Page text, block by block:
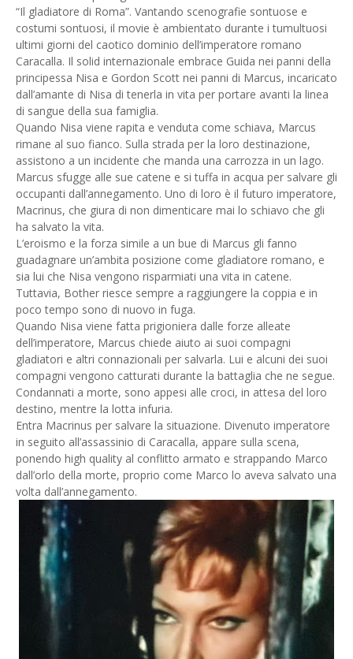
“Il gladiatore di Roma”. Vantando scenografie sontuose e
costumi sontuosi, il movie è ambientato durante i tumultuosi
ultimi giorni del caotico dominio dell’imperatore romano
Caracalla. Il solid internazionale embrace Guida nei panni della
principessa Nisa e Gordon Scott nei panni di Marcus, incaricato
dall’amante di Nisa di tenerla in vita per portare avanti la linea
di sangue della sua famiglia.
Quando Nisa viene rapita e venduta come schiava, Marcus
rimane al suo fianco. Sulla strada per la loro destinazione,
assistono a un incidente che manda una carrozza in un lago.
Marcus sfugge alle sue catene e si tuffa in acqua per salvare gli
occupanti dall’annegamento. Uno di loro è il futuro imperatore,
Macrinus, che giura di non dimenticare mai lo schiavo che gli
ha salvato la vita.
L’eroismo e la forza simile a un bue di Marcus gli fanno
guadagnare un’ambita posizione come gladiatore romano, e
sia lui che Nisa vengono risparmiati una vita in catene.
Tuttavia, Bother riesce sempre a raggiungere la coppia e in
poco tempo sono di nuovo in fuga.
Quando Nisa viene fatta prigioniera dalle forze alleate
dell’imperatore, Marcus chiede aiuto ai suoi compagni
gladiatori e altri connazionali per salvarla. Lui e alcuni dei suoi
compagni vengono catturati durante la battaglia che ne segue.
Condannati a morte, sono appesi alle croci, in attesa del loro
destino, mentre la lotta infuria.
Entra Macrinus per salvare la situazione. Divenuto imperatore
in seguito all’assassinio di Caracalla, appare sulla scena,
ponendo high quality al conflitto armato e strappando Marco
dall’orlo della morte, proprio come Marco lo aveva salvato una
volta dall’annegamento.